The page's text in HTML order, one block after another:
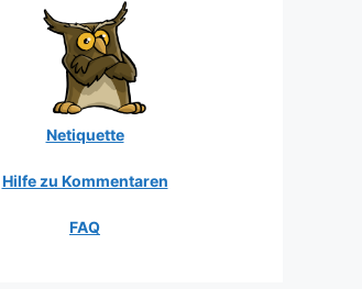
Netiquette
Hilfe zu Kommentaren
FAQ